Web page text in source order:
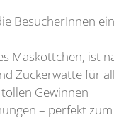
BesucherInnen
Maskottchen, ist
Zuckerwatte für
Gewinnen
– perfekt